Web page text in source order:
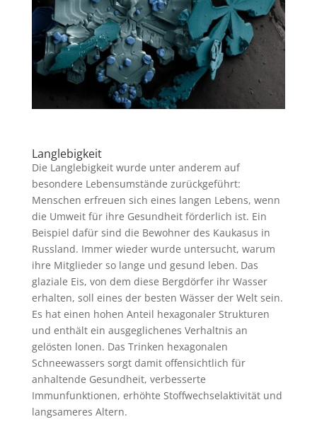
Langlebigkeit
Die Langlebigkeit wurde unter anderem auf
besondere Lebensumstände zurückgeführt:
Menschen erfreuen sich eines langen Lebens, wenn
die Umweit für ihre Gesundheit förderlich ist. Ein
Beispiel dafür sind die Bewohner des Kaukasus in
Russland. Immer wieder wurde untersucht, warum
ihre Mitglieder so lange und gesund leben. Das
glaziale Eis, von dem diese Bergdörfer ihr Wasser
erhalten, soll eines der besten Wässer der Welt sein.
Es hat einen hohen Anteil hexagonaler Strukturen
und enthält ein ausgeglichenes Verhaltnis an
gelösten lonen. Das Trinken hexagonalen
Schneewassers sorgt damit offensichtlich für
anhaltende Gesundheit, verbesserte
Immunfunktionen, erhöhte Stoffwechselaktivität und
langsameres Altern.